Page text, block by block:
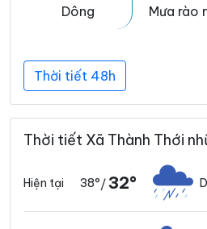
Dông
Mưa rào
Thời tiết 48h
Thời tiết Xã Thành Thới
Hiện tại 38°/ 32°